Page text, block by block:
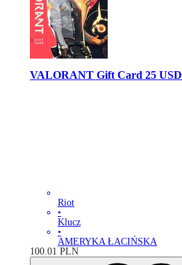
VALORANT Gift Card 25 USD
Riot
•
Klucz
•
AMERYKA ŁACIŃSKA
100.01 PLN